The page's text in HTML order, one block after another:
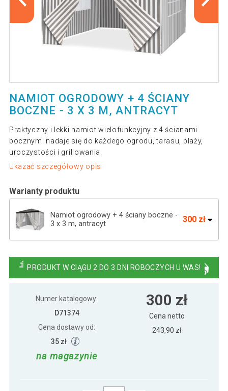
NAMIOT OGRODOWY + 4 ŚCIANY
BOCZNE - 3 X 3 M, ANTRACYT
Praktyczny i lekki namiot wielofunkcyjny z 4 ścianami
bocznymi nadaje się do każdego ogrodu, tarasu, plaży,
uroczystości i grillowania.
Ukazać szczegółowy opis
Warianty produktu
Namiot ogrodowy + 4 ściany boczne -
3 x 3 m, antracyt
300 zł
+ ściany - biały
wejściem PE
Pawilon handlowy, namiot ogrodowy 3x3
m
PRODUKT W CIĄGU 2 DO 3 DNI ROBOCZYCH U WAS!
Numer katalogowy:
D71374
Cena dostawy od:
35 zł
na magazynie
300 zł
Cena netto
243,90 zł